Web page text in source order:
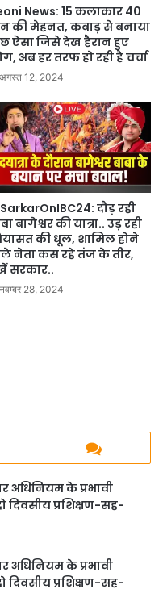
News: 15 कलाकार 40
की मेहनत, कबाड़ से बनाया
ऐसा जिसे देख हैरान हुए
अब हर तरफ हो रही है चर्चा
अगस्त 12, 2024
दौड़ रही
बागेश्वर की यात्रा.. उड़ रही
की धूल, शामिल होने
नेता कस रहे तंज के तीर,
सरकार..
नवम्बर 28, 2024
अधिनियम के प्रभावी
दिवसीय प्रशिक्षण-सह-
अधिनियम के प्रभावी
दिवसीय प्रशिक्षण-सह-